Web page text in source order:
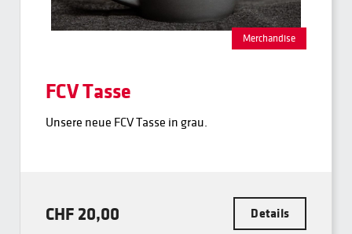
Merchandise
FCV Tasse
Unsere neue FCV Tasse in grau.
CHF 20,00 Details